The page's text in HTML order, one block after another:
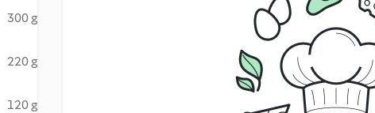
300 g
220 g
120 g